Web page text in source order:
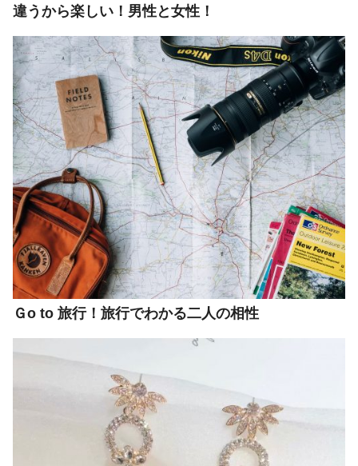
違うから楽しい！男性と女性！
Ｇo to 旅行！旅行でわかる二人の相性